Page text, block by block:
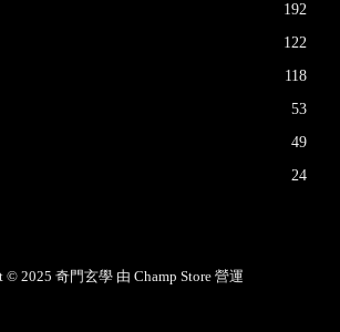
192
122
118
53
49
24
© 2025 奇門玄學 由 Champ Store 營運